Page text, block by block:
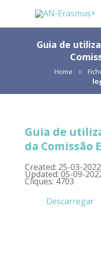
Guia de
Home
Guia de
da Comissão
Created: 25-03-2022
Updated: 05-09-
Cliques: 4703
Descarregar